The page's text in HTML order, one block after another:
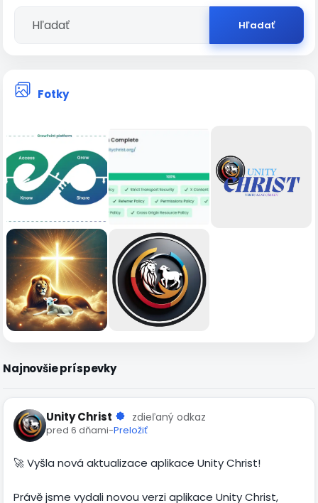
Hľadať
Fotky
Najnovšie príspevky
Unity Christ zdieľaný odkaz
pred 6 dňami-Preložiť
🚀 Vyšla nová aktualizace aplikace Unity Christ!
Právě jsme vydali novou verzi aplikace Unity Christ,